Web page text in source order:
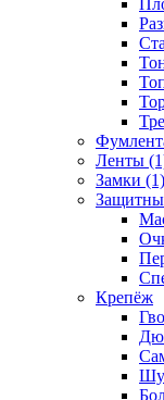
Ленты
Замки (1)
Крепёж